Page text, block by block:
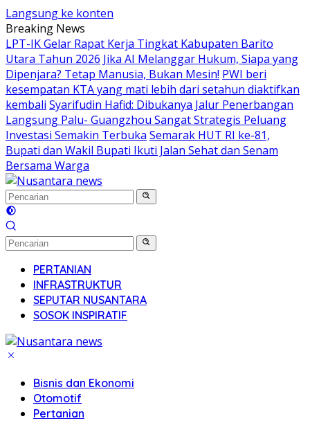
Langsung ke konten
Breaking News
LPT-IK Gelar Rapat Kerja Tingkat Kabupaten Barito
Utara Tahun 2026 Jika AI Melanggar Hukum, Siapa yang
Dipenjara? Tetap Manusia, Bukan Mesin! PWI beri
kesempatan KTA yang mati lebih dari setahun diaktifkan
kembali Syarifudin Hafid: Dibukanya Jalur Penerbangan
Langsung Palu- Guangzhou Sangat Strategis Peluang
Investasi Semakin Terbuka Semarak HUT RI ke-81,
Bupati dan Wakil Bupati Ikuti Jalan Sehat dan Senam
Bersama Warga
PERTANIAN
INFRASTRUKTUR
SEPUTAR NUSANTARA
SOSOK INSPIRATIF
Bisnis dan Ekonomi
Otomotif
Pertanian